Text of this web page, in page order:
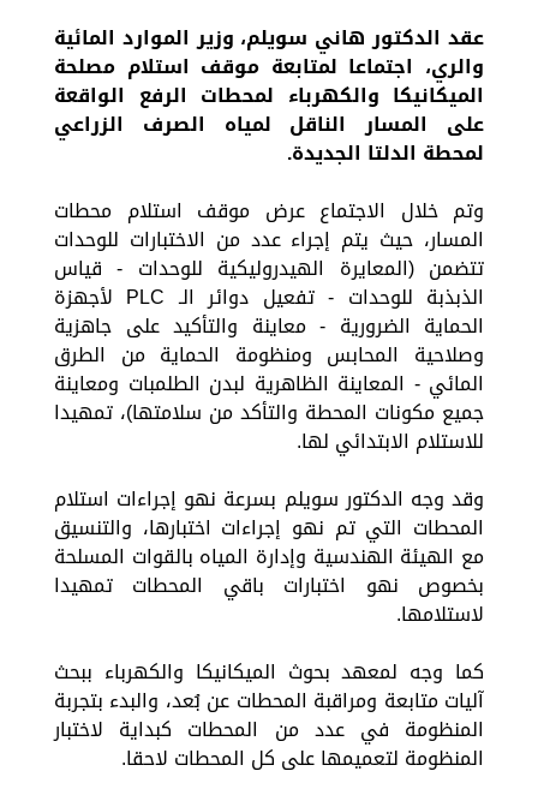
عقد الدكتور هاني سويلم، وزير الموارد المائية
والري، اجتماعا لمتابعة موقف استلام مصلحة
الميكانيكا والكهرباء لمحطات الرفع الواقعة
على المسار الناقل لمياه الصرف الزراعي
لمحطة الدلتا الجديدة.
وتم خلال الاجتماع عرض موقف استلام محطات
المسار، حيث يتم إجراء عدد من الاختبارات للوحدات
تتضمن (المعايرة الهيدروليكية للوحدات - قياس
الذبذبة للوحدات - تفعيل دوائر الـ PLC لأجهزة
الحماية الضرورية - معاينة والتأكيد على جاهزية
وصلاحية المحابس ومنظومة الحماية من الطرق
المائي - المعاينة الظاهرية لبدن الطلمبات ومعاينة
جميع مكونات المحطة والتأكد من سلامتها)، تمهيدا
للاستلام الابتدائي لها.
وقد وجه الدكتور سويلم بسرعة نهو إجراءات استلام
المحطات التي تم نهو إجراءات اختبارها، والتنسيق
مع الهيئة الهندسية وإدارة المياه بالقوات المسلحة
بخصوص نهو اختبارات باقي المحطات تمهيدا
لاستلامها.
كما وجه لمعهد بحوث الميكانيكا والكهرباء ببحث
آليات متابعة ومراقبة المحطات عن بُعد، والبدء بتجربة
المنظومة في عدد من المحطات كبداية لاختبار
المنظومة لتعميمها على كل المحطات لاحقا.